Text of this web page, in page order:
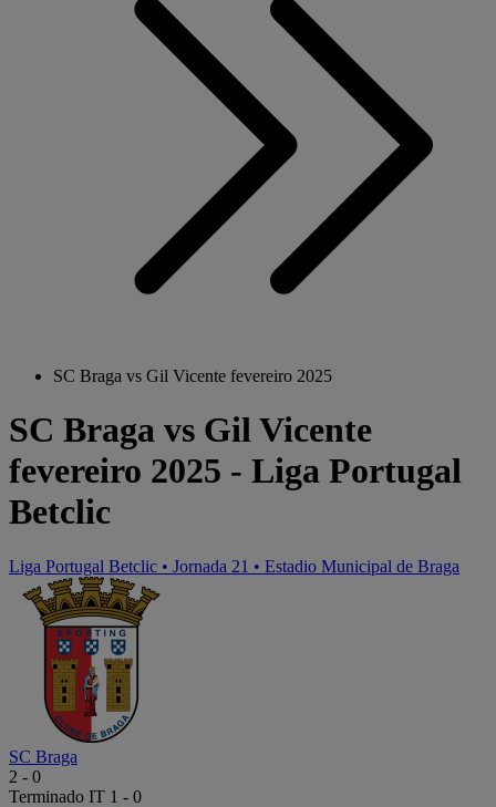
SC Braga vs Gil Vicente fevereiro 2025
SC Braga vs Gil Vicente
fevereiro 2025 - Liga Portugal
Betclic
Liga Portugal Betclic • Jornada 21 • Estadio Municipal de Braga
SC Braga
2 - 0
Terminado IT 1 - 0